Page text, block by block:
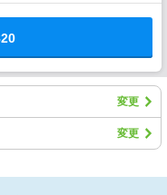
変更
変更